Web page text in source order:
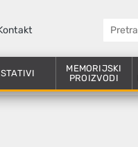
STATIVI
MEMORIJSKI
PROIZVODI